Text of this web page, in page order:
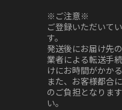
※ご注意※
ご登録いただいて
す。
発送後にお届け先
業者による転送手
けにお時間がかか
また、お客様都合
のご負担となりま
い。